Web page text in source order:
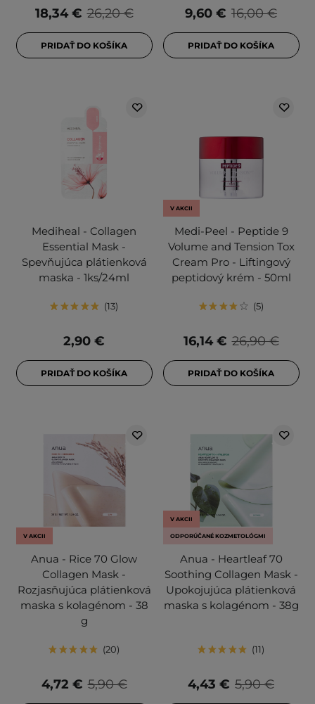
26,20 €
18,34 €
PRIDAŤ DO KOŠÍKA
16,00 €
9,60 €
PRIDAŤ DO KOŠÍKA
Mediheal - Collagen
Essential Mask -
Spevňujúca plátienková
maska - 1ks/24ml
13
2,90 €
PRIDAŤ DO KOŠÍKA
V AKCII
Medi-Peel - Peptide 9
Volume and Tension Tox
Cream Pro - Liftingový
peptidový krém - 50ml
5
26,90 €
16,14 €
PRIDAŤ DO KOŠÍKA
V AKCII
Anua - Rice 70 Glow
Collagen Mask -
Rozjasňujúca plátienková
maska s kolagénom - 38
g
20
5,90 €
4,72 €
V AKCII
ODPORÚČANÉ KOZMETOLÓGMI
Anua - Heartleaf 70
Soothing Collagen Mask -
Upokojujúca plátienková
maska s kolagénom - 38g
11
5,90 €
4,43 €